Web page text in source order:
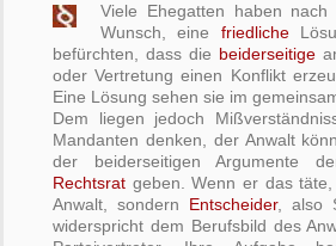
Viele Ehegatten haben
Wunsch, eine friedliche
befürchten, dass die beiderseitige
oder Vertretung einen Konflikt
Eine Lösung sehen sie im
Dem liegen jedoch
Mandanten denken, der Anwalt
der beiderseitigen Argumente
Rechtsrat geben. Wenn er das
Anwalt, sondern Entscheider, also
widerspricht dem Berufsbild des